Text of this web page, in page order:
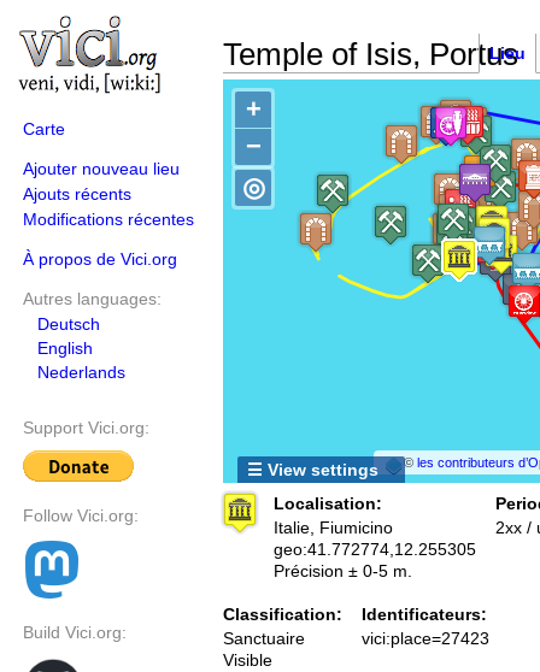
Carte
Ajouter nouveau lieu
Ajouts récents
Modifications récentes
À propos de Vici.org
Autres languages:
Deutsch
English
Nederlands
Support Vici.org:
Follow Vici.org:
Build Vici.org:
Temple of Isis, Portus
Lieu
+
−
©les contributeurs
◎
☰ View settings
Localisation:
Italie, Fiumicino
geo:41.772774,12.255305
Précision ± 0-5 m.
2xx /
Classification:
Sanctuaire
Visible
Identificateurs:
vici:place=27423